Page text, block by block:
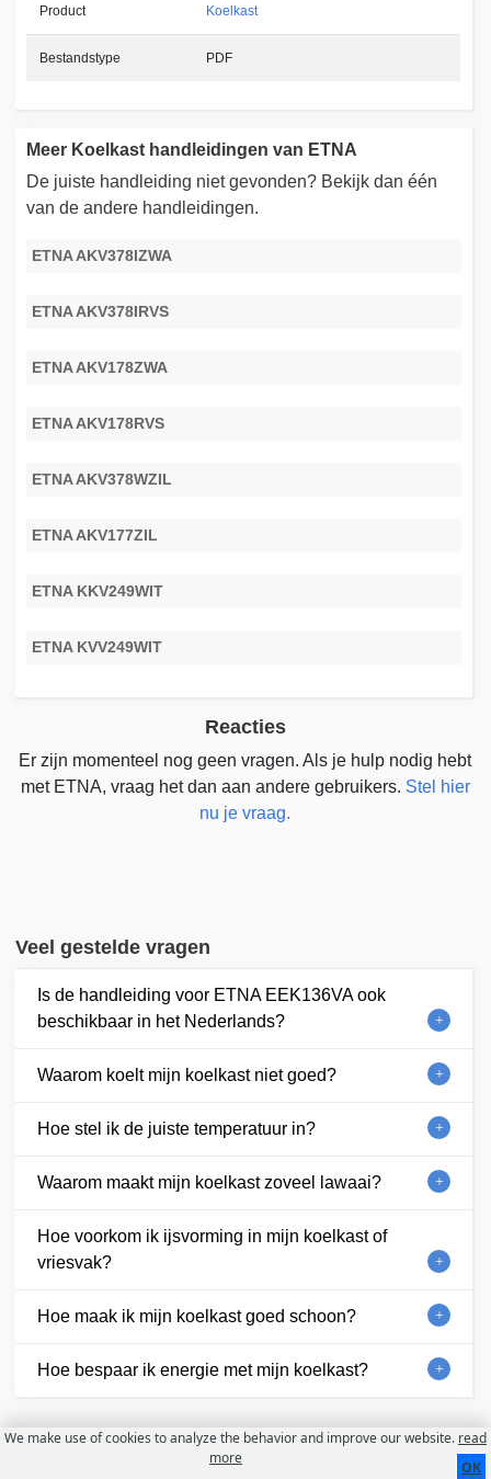
Product Koelkast
Bestandstype PDF
Meer Koelkast handleidingen van ETNA
De juiste handleiding niet gevonden? Bekijk dan één
van de andere handleidingen.
ETNA AKV378IZWA
ETNA AKV378IRVS
ETNA AKV178ZWA
ETNA AKV178RVS
ETNA AKV378WZIL
ETNA AKV177ZIL
ETNA KKV249WIT
ETNA KVV249WIT
Reacties
Er zijn momenteel nog geen vragen. Als je hulp nodig hebt
met ETNA, vraag het dan aan andere gebruikers. Stel hier
nu je vraag.
Veel gestelde vragen
Is de handleiding voor ETNA EEK136VA ook
beschikbaar in het Nederlands?
Waarom koelt mijn koelkast niet goed?
Hoe stel ik de juiste temperatuur in?
Waarom maakt mijn koelkast zoveel lawaai?
Hoe voorkom ik ijsvorming in mijn koelkast of
vriesvak?
Hoe maak ik mijn koelkast goed schoon?
Hoe bespaar ik energie met mijn koelkast?
Gebruiksvoorwaarden
We make use of cookies to analyze the behavior and improve our website. read
more
OK